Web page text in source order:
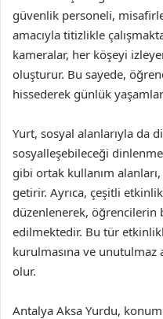
güvenlik personeli,
amacıyla titizlikle
kameralar, her köşeyi
oluşturur. Bu sayede,
hissederek günlük
Yurt, sosyal alanlarıyla da
sosyalleşebileceği
gibi ortak kullanım
getirir. Ayrıca, çeşitli
düzenlenerek, öğrencilerin
edilmektedir. Bu tür
kurulmasına ve unutulmaz
olur.
Antalya Aksa Yurdu,